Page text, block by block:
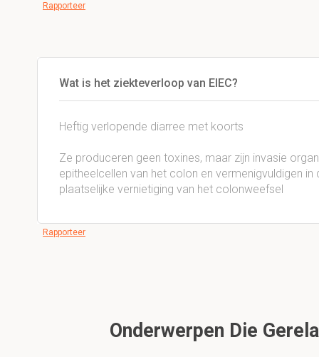
Rapporteer
Wat is het ziekteverloop van EIEC?
Heftig verlopende diarree met koorts
Ze produceren geen toxines, maar zijn invasie
epitheelcellen van het colon en vermenigvuldigen
plaatselijke vernietiging van het colonweefsel
Rapporteer
Onderwerpen Die